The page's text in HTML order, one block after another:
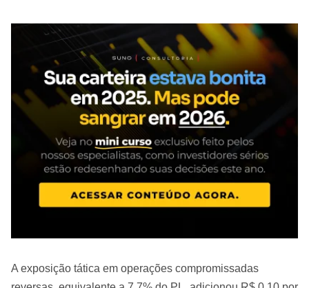
A exposição tática em operações compromissadas